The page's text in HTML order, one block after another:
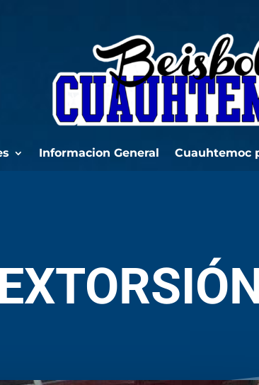
Informacion General Cuauhtemoc